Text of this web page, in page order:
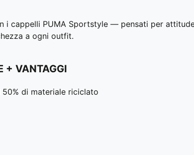
i cappelli PUMA Sportstyle — pensati per
a ogni outfit.
+ VANTAGGI
di materiale riciclato